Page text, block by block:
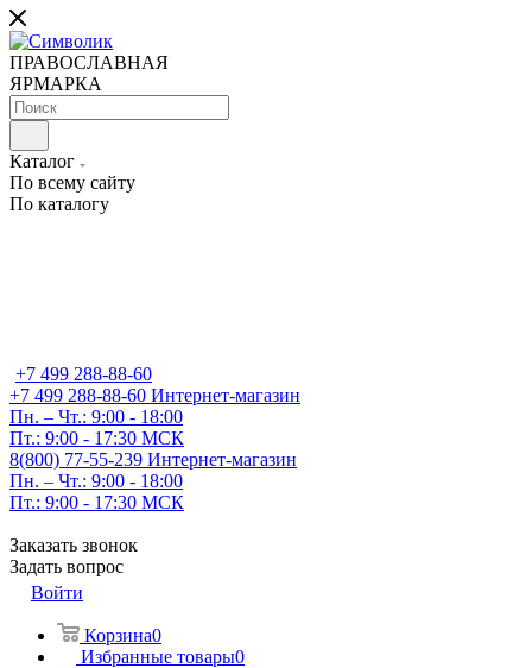
ПРАВОСЛАВНАЯ
ЯРМАРКА
Каталог
По всему сайту
По каталогу
+7 499 288-88-60
+7 499 288-88-60 Интернет-магазин
Пн. – Чт.: 9:00 - 18:00
Пт.: 9:00 - 17:30 МСК
8(800) 77-55-239 Интернет-магазин
Пн. – Чт.: 9:00 - 18:00
Пт.: 9:00 - 17:30 МСК
Заказать звонок
Задать вопрос
Войти
Корзина0
Избранные товары0